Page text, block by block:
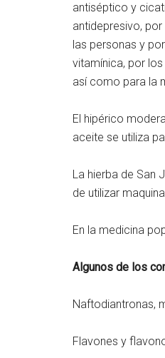
antiséptico y
antidepresivo,
las personas y
vitamínica, por
así como para la
El hipérico
aceite se utiliza
La hierba de San
de utilizar
En la medicina
Algunos de los
Naftodiantronas,
Flavones y